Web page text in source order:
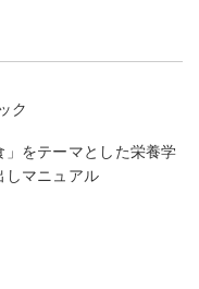
ク
」をテーマとした栄養学
しマニュアル